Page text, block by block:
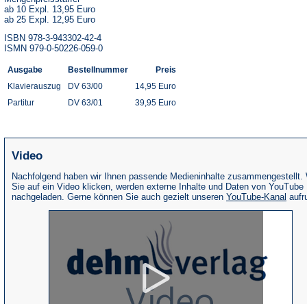
ab 10 Expl. 13,95 Euro
ab 25 Expl. 12,95 Euro
ISBN 978-3-943302-42-4
ISMN 979-0-50226-059-0
Ausgabe Bestellnummer
Preis
Klavierauszug
DV 63/00
14,95 Euro
Partitur
DV 63/01 39,95 Euro
Video
Nachfolgend haben wir Ihnen passende Medieninhalte zusammengestellt.
Sie auf ein Video klicken, werden externe Inhalte und Daten von YouTube
nachgeladen. Gerne können Sie auch gezielt unseren YouTube-Kanal